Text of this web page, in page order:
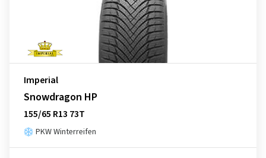
Imperial
Snowdragon HP
155/65 R13 73T
PKW Winterreifen